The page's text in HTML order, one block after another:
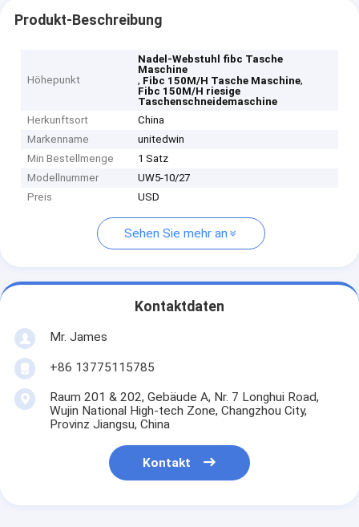
Produkt-Beschreibung
Höhepunkt
Nadel-Webstuhl fibc Tasche
Maschine
, Fibc 150M/H Tasche Maschine,
Fibc 150M/H riesige
Taschenschneidemaschine
Herkunftsort
China
Markenname
unitedwin
Min Bestellmenge
1 Satz
Modellnummer
UW5-10/27
Preis
USD
Sehen Sie mehr an
Kontaktdaten
Mr. James
+86 13775115785
Raum 201 & 202, Gebäude A, Nr. 7 Longhui Road,
Wujin National High-tech Zone, Changzhou City,
Provinz Jiangsu, China
Kontakt